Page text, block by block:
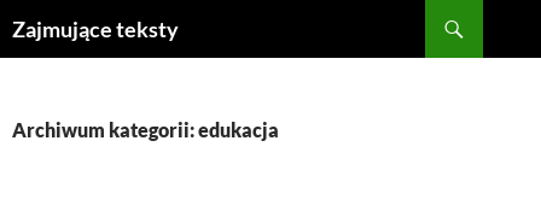
Zajmujące teksty
Archiwum kategorii: edukacja